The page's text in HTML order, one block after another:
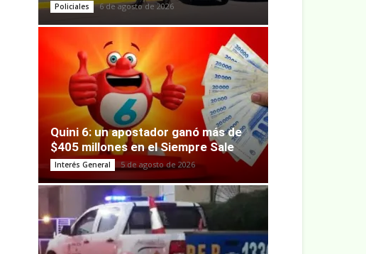
Policiales 6 de agosto de 2026
Quini 6: un apostador ganó más de
$405 millones en el Siempre Sale
Interés General 5 de agosto de 2026